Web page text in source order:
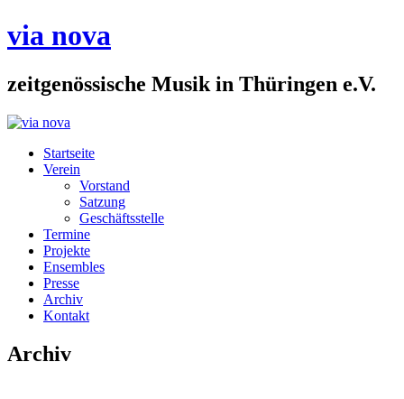
via nova
zeitgenössische Musik in Thüringen e.V.
Startseite
Verein
Vorstand
Satzung
Geschäftsstelle
Termine
Projekte
Ensembles
Presse
Archiv
Kontakt
Archiv